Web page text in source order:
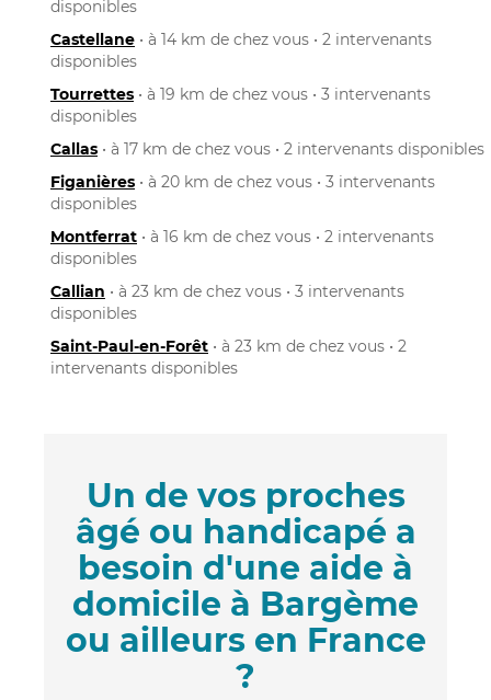
disponibles
Castellane • à 14 km de chez vous • 2 intervenants
disponibles
Tourrettes • à 19 km de chez vous • 3 intervenants
disponibles
Callas • à 17 km de chez vous • 2 intervenants disponibles
Figanières • à 20 km de chez vous • 3 intervenants
disponibles
Montferrat • à 16 km de chez vous • 2 intervenants
disponibles
Callian • à 23 km de chez vous • 3 intervenants
disponibles
Saint-Paul-en-Forêt • à 23 km de chez vous • 2
intervenants disponibles
Un de vos proches
âgé ou handicapé a
besoin d'une aide à
domicile à Bargème
ou ailleurs en France
?